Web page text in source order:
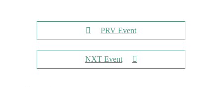
PRV Event
NXT Event